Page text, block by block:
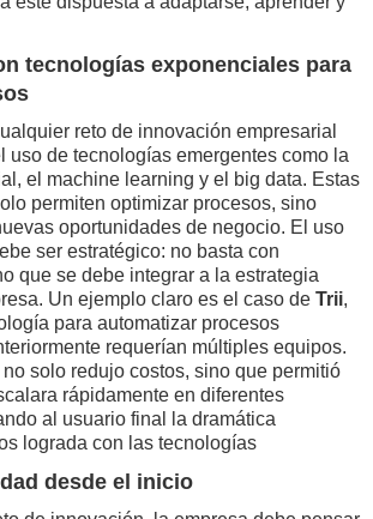
tecnologías exponenciales para
reto de innovación empresarial
uso de tecnologías emergentes como la
el machine learning y el big data. Estas
permiten optimizar procesos, sino
oportunidades de negocio. El uso
ser estratégico: no basta con
que se debe integrar a la estrategia
Un ejemplo claro es el caso de Trii,
para automatizar procesos
requerían múltiples equipos.
solo redujo costos, sino que permitió
rápidamente en diferentes
al usuario final la dramática
lograda con las tecnologías
desde el inicio